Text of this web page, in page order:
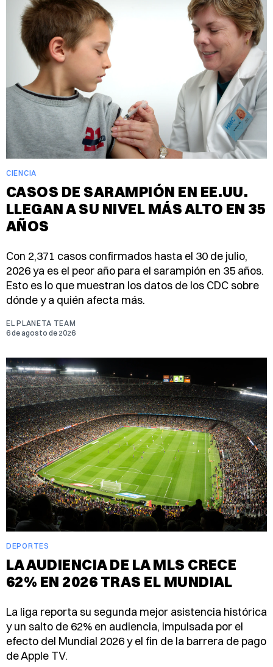
CIENCIA
CASOS DE SARAMPIÓN EN EE.UU.
LLEGAN A SU NIVEL MÁS ALTO EN 35
AÑOS
Con 2,371 casos confirmados hasta el 30 de julio,
2026 ya es el peor año para el sarampión en 35 años.
Esto es lo que muestran los datos de los CDC sobre
dónde y a quién afecta más.
EL PLANETA TEAM
6 de agosto de 2026
DEPORTES
LA AUDIENCIA DE LA MLS CRECE
62% EN 2026 TRAS EL MUNDIAL
La liga reporta su segunda mejor asistencia histórica
y un salto de 62% en audiencia, impulsada por el
efecto del Mundial 2026 y el fin de la barrera de pago
de Apple TV.